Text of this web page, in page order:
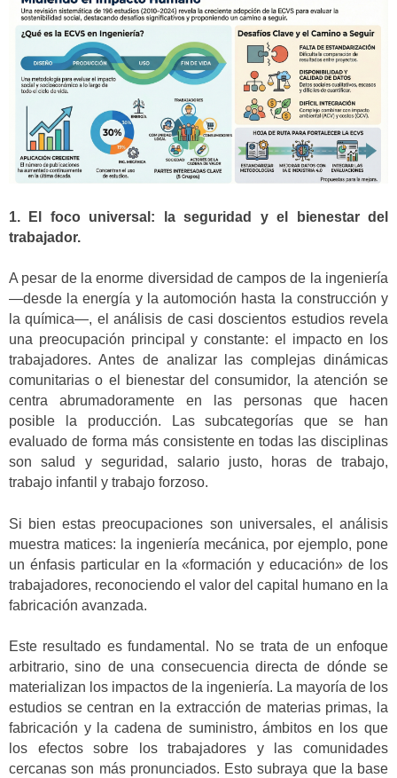
1. El foco universal: la seguridad y el bienestar del
trabajador.
A pesar de la enorme diversidad de campos de la ingeniería
—desde la energía y la automoción hasta la construcción y
la química—, el análisis de casi doscientos estudios revela
una preocupación principal y constante: el impacto en los
trabajadores. Antes de analizar las complejas dinámicas
comunitarias o el bienestar del consumidor, la atención se
centra abrumadoramente en las personas que hacen
posible la producción. Las subcategorías que se han
evaluado de forma más consistente en todas las disciplinas
son salud y seguridad, salario justo, horas de trabajo,
trabajo infantil y trabajo forzoso.
Si bien estas preocupaciones son universales, el análisis
muestra matices: la ingeniería mecánica, por ejemplo, pone
un énfasis particular en la «formación y educación» de los
trabajadores, reconociendo el valor del capital humano en la
fabricación avanzada.
Este resultado es fundamental. No se trata de un enfoque
arbitrario, sino de una consecuencia directa de dónde se
materializan los impactos de la ingeniería. La mayoría de los
estudios se centran en la extracción de materias primas, la
fabricación y la cadena de suministro, ámbitos en los que
los efectos sobre los trabajadores y las comunidades
cercanas son más pronunciados. Esto subraya que la base